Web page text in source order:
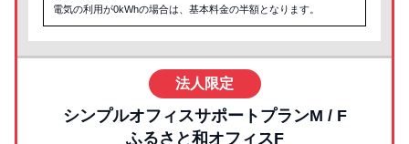
電気の利用が0kWhの場合は、基本料金の半額となります。
シンプルオフィスサポートプランM / F
ふるさと和オフィスF
法人限定